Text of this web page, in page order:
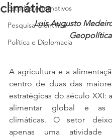
Estudos Alternativos
Pesquisa Científica
Política e Diplomacia
climática
Luis Augusto
A agricultura e a
centro de duas das
estratégicas do século XXI:
alimentar global e as
climáticas. O setor
apenas uma atividade